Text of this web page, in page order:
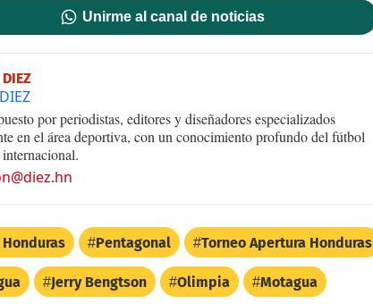
Unirme al canal de noticias
DIEZ
por periodistas, editores y diseñadores especializados
en el área deportiva, con un conocimiento profundo del fútbol
Pentagonal Torneo Apertura Honduras
Jerry Bengtson Olimpia Motagua